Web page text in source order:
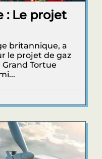
: Le projet
britannique, a
le projet de gaz
Tortue